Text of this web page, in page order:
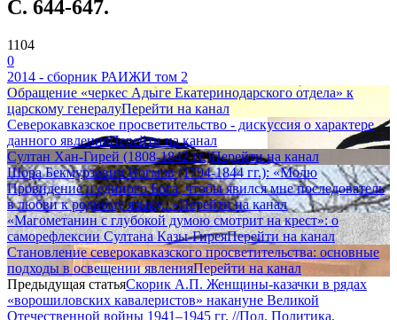
С. 644-647.
1104
0
2014 - сборник РАИЖИ том 2
Обращение «черкес Адыге Екатеринодарского отдела» к
царскому генералуПерейти на канал
Северокавказское просветительство - дискуссия о характере
данного явленияПерейти на канал
Султан Хан-Гирей (1808-1842 гг.)Перейти на канал
Шора Бекмурзович Ногмов (1794-1844 гг.): «Молю
Провидение и единого Бога, чтобы явился мне последователь
в любви к родному языку...»Перейти на канал
«Магометанин с глубокой думою смотрит на крест»: о
саморефлексии Султана Казы-ГиреяПерейти на канал
Становление северокавказского просветительства: основные
подходы в освещении явленияПерейти на канал
Предыдущая статьяСкорик А.П. Женщины-казачки в рядах
«ворошиловских кавалеристов» накануне Великой
Отечественной войны 1941–1945 гг. //Пол. Политика.